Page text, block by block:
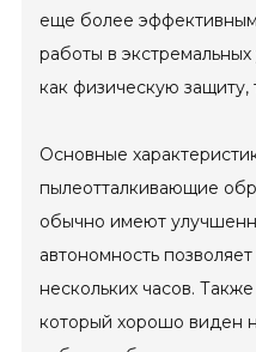
еще более
работы в
как физическую защиту,
Основные
пылеотталкивающие
обычно имеют
автономность
нескольких часов.
который хорошо виден